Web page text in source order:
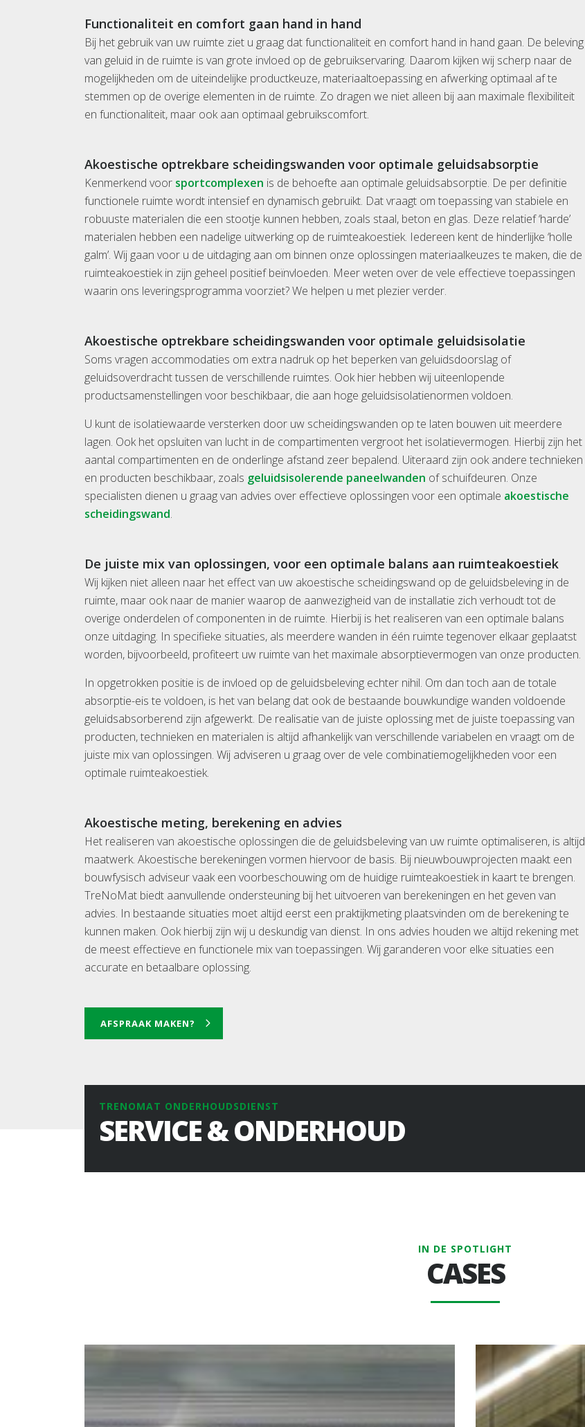
Functionaliteit en comfort gaan hand in hand
Bij het gebruik van uw ruimte ziet u graag dat functionaliteit en comfort hand in hand gaan. De beleving
van geluid in de ruimte is van grote invloed op de gebruikservaring. Daarom kijken wij scherp naar de
mogelijkheden om de uiteindelijke productkeuze, materiaaltoepassing en afwerking optimaal af te
stemmen op de overige elementen in de ruimte. Zo dragen we niet alleen bij aan maximale flexibiliteit
en functionaliteit, maar ook aan optimaal gebruikscomfort.
Akoestische optrekbare scheidingswanden voor optimale geluidsabsorptie
Kenmerkend voor sportcomplexen is de behoefte aan optimale geluidsabsorptie. De per definitie
functionele ruimte wordt intensief en dynamisch gebruikt. Dat vraagt om toepassing van stabiele en
robuuste materialen die een stootje kunnen hebben, zoals staal, beton en glas. Deze relatief ‘harde’
materialen hebben een nadelige uitwerking op de ruimteakoestiek. Iedereen kent de hinderlijke ‘holle
galm’. Wij gaan voor u de uitdaging aan om binnen onze oplossingen materiaalkeuzes te maken, die de
ruimteakoestiek in zijn geheel positief beïnvloeden. Meer weten over de vele effectieve toepassingen
waarin ons leveringsprogramma voorziet? We helpen u met plezier verder.
Akoestische optrekbare scheidingswanden voor optimale geluidsisolatie
Soms vragen accommodaties om extra nadruk op het beperken van geluidsdoorslag of
geluidsoverdracht tussen de verschillende ruimtes. Ook hier hebben wij uiteenlopende
productsamenstellingen voor beschikbaar, die aan hoge geluidsisolatienormen voldoen.
U kunt de isolatiewaarde versterken door uw scheidingswanden op te laten bouwen uit meerdere
lagen. Ook het opsluiten van lucht in de compartimenten vergroot het isolatievermogen. Hierbij zijn het
aantal compartimenten en de onderlinge afstand zeer bepalend. Uiteraard zijn ook andere technieken
en producten beschikbaar, zoals geluidsisolerende paneelwanden of schuifdeuren. Onze
specialisten dienen u graag van advies over effectieve oplossingen voor een optimale akoestische
scheidingswand.
De juiste mix van oplossingen, voor een optimale balans aan ruimteakoestiek
Wij kijken niet alleen naar het effect van uw akoestische scheidingswand op de geluidsbeleving in de
ruimte, maar ook naar de manier waarop de aanwezigheid van de installatie zich verhoudt tot de
overige onderdelen of componenten in de ruimte. Hierbij is het realiseren van een optimale balans
onze uitdaging. In specifieke situaties, als meerdere wanden in één ruimte tegenover elkaar geplaatst
worden, bijvoorbeeld, profiteert uw ruimte van het maximale absorptievermogen van onze producten.
In opgetrokken positie is de invloed op de geluidsbeleving echter nihil. Om dan toch aan de totale
absorptie-eis te voldoen, is het van belang dat ook de bestaande bouwkundige wanden voldoende
geluidsabsorberend zijn afgewerkt. De realisatie van de juiste oplossing met de juiste toepassing van
producten, technieken en materialen is altijd afhankelijk van verschillende variabelen en vraagt om de
juiste mix van oplossingen. Wij adviseren u graag over de vele combinatiemogelijkheden voor een
optimale ruimteakoestiek.
Akoestische meting, berekening en advies
Het realiseren van akoestische oplossingen die de geluidsbeleving van uw ruimte optimaliseren, is altijd
maatwerk. Akoestische berekeningen vormen hiervoor de basis. Bij nieuwbouwprojecten maakt een
bouwfysisch adviseur vaak een voorbeschouwing om de huidige ruimteakoestiek in kaart te brengen.
TreNoMat biedt aanvullende ondersteuning bij het uitvoeren van berekeningen en het geven van
advies. In bestaande situaties moet altijd eerst een praktijkmeting plaatsvinden om de berekening te
kunnen maken. Ook hierbij zijn wij u deskundig van dienst. In ons advies houden we altijd rekening met
de meest effectieve en functionele mix van toepassingen. Wij garanderen voor elke situaties een
accurate en betaalbare oplossing.
AFSPRAAK MAKEN?
TRENOMAT ONDERHOUDSDIENST
SERVICE & ONDERHOUD
IN DE SPOTLIGHT
CASES